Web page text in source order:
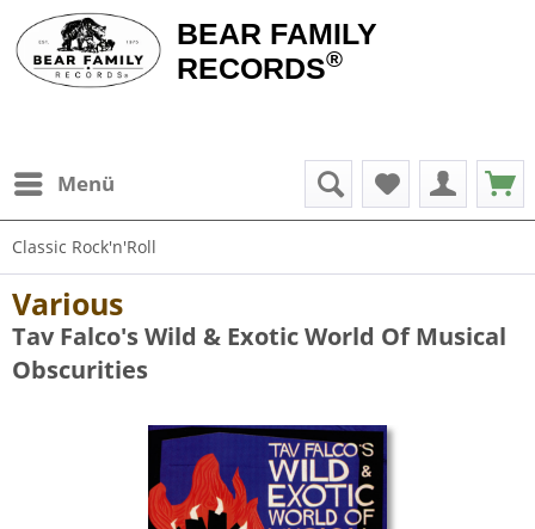
BEAR FAMILY
RECORDS®
Menü
Classic Rock'n'Roll
Various
Tav Falco's Wild & Exotic World Of Musical
Obscurities